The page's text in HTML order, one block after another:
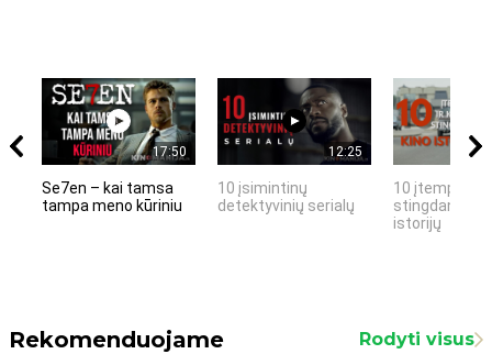
17:50
Se7en – kai tamsa
tampa meno kūriniu
12:25
10 įsimintinų
detektyvinių serialų
10 įtemptų,
stingdančių
istorijų
Rekomenduojame Rodyti visus